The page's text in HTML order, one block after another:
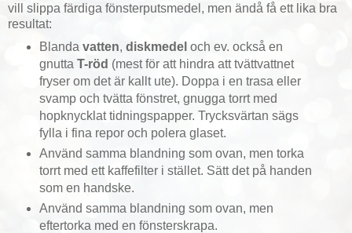
vill slippa färdiga fönsterputsmedel, men ändå få ett lika bra
resultat:
Blanda vatten, diskmedel och ev. också en
gnutta T-röd (mest för att hindra att tvättvattnet
fryser om det är kallt ute). Doppa i en trasa eller
svamp och tvätta fönstret, gnugga torrt med
hopknycklat tidningspapper. Trycksvärtan sägs
fylla i fina repor och polera glaset.
Använd samma blandning som ovan, men torka
torrt med ett kaffefilter i stället. Sätt det på handen
som en handske.
Använd samma blandning som ovan, men
eftertorka med en fönsterskrapa.